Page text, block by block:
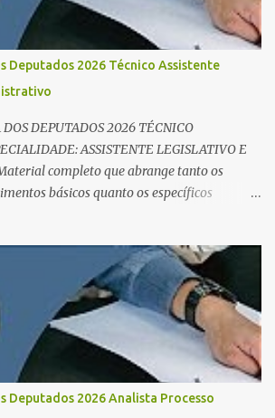
programático. Palavras-chave para o seu
de estudos dinâmico; Técnica Pomodoro
disciplinas básicas (Português, RLM e
🔄 2. Revisão Espaç...
Deputados 2026 Técnico Assistente
DEPUTADOS 2026 TÉCNICO
ASSISTENTE LEGISLATIVO E
completo que abrange tanto os
básicos quanto os específicos
Analista Legislativo (Processo Legislativo e
uma das melhores oportunidades do ano.
superior em qualquer área, o certame
e salários que ultrapassam os R$ 30
Processo Legislativo e Gestão? Para vencer
Cebraspe , o candidato precisa dominar o
dividido em: Conhecimentos Básicos:
Lógico e Informática/Dados.
Deputados 2026 Analista Processo